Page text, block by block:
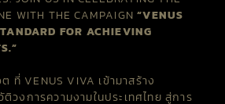
WITH THE CAMPAIGN“VENUS
FOR ACHIEVING
ที่ VENUS VIVA เข้ามาสร้าง
วงการความงามในประเทศไทย สู่การ